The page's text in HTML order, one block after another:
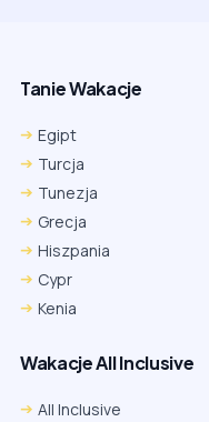
Tanie Wakacje
Egipt
Turcja
Tunezja
Grecja
Hiszpania
Cypr
Kenia
Wakacje All Inclusive
All Inclusive